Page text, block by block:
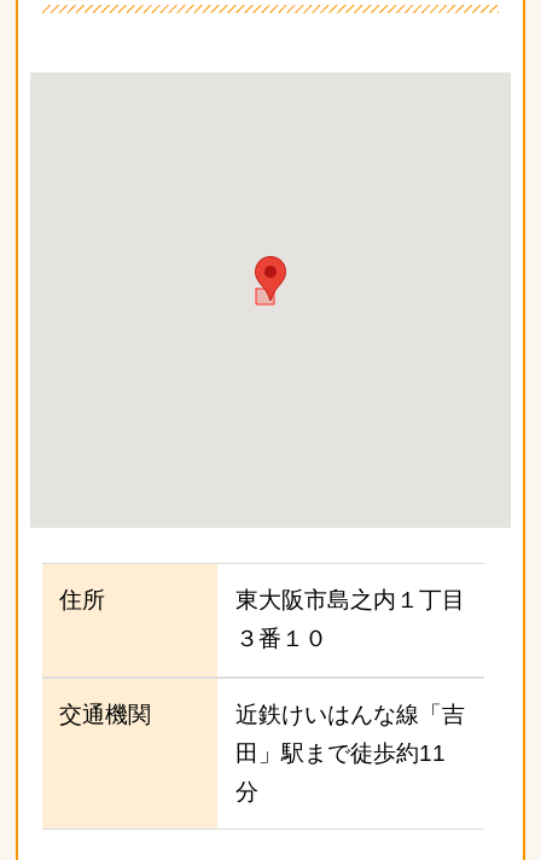
住所
東大阪市島之内１丁目
３番１０
交通機関
近鉄けいはんな線「吉
田」駅まで徒歩約11
分